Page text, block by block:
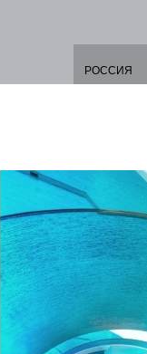
РОССИЯ